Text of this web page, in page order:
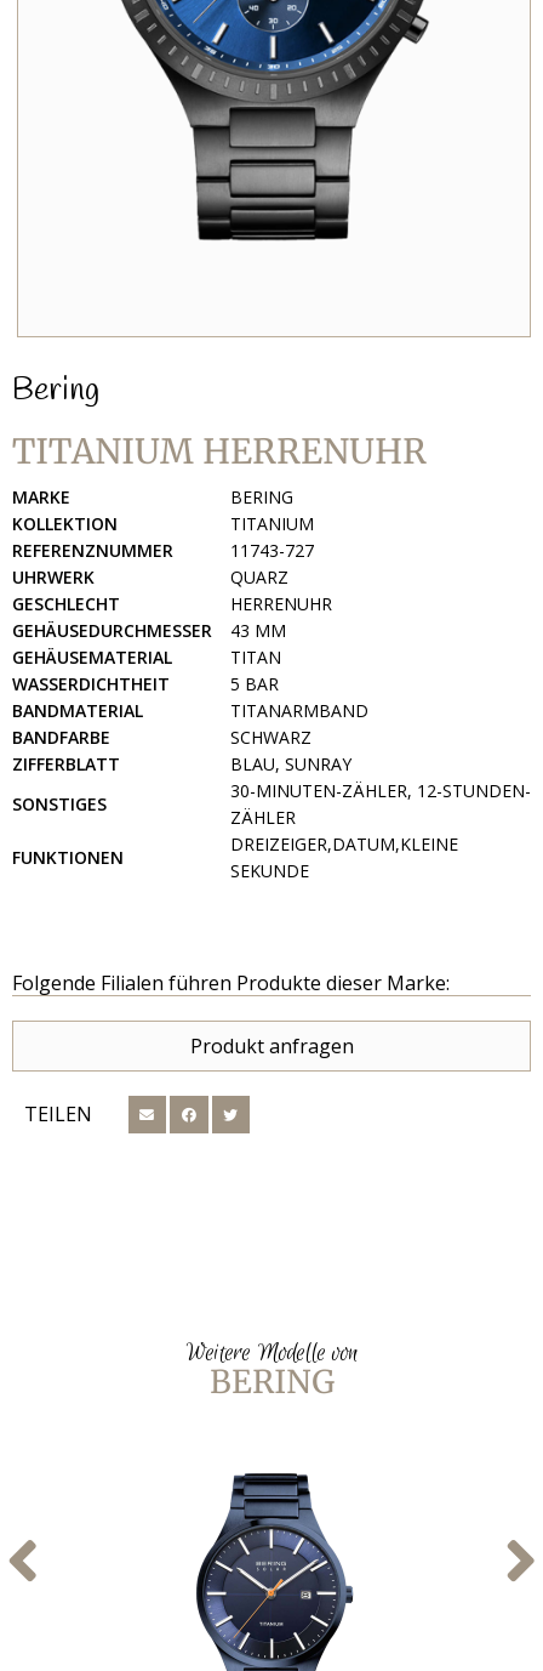
Bering
TITANIUM HERRENUHR
MARKE
BERING
KOLLEKTION
TITANIUM
REFERENZNUMMER
11743-727
UHRWERK
QUARZ
GESCHLECHT
HERRENUHR
GEHÄUSEDURCHMESSER
43 MM
GEHÄUSEMATERIAL
TITAN
WASSERDICHTHEIT
5 BAR
BANDMATERIAL
TITANARMBAND
BANDFARBE
SCHWARZ
ZIFFERBLATT
BLAU, SUNRAY
SONSTIGES
30-MINUTEN-ZÄHLER, 12-STUNDEN-
ZÄHLER
FUNKTIONEN
DREIZEIGER,DATUM,KLEINE
SEKUNDE
Folgende Filialen führen Produkte dieser Marke:
Produkt anfragen
TEILEN
Weitere Modelle von
BERING